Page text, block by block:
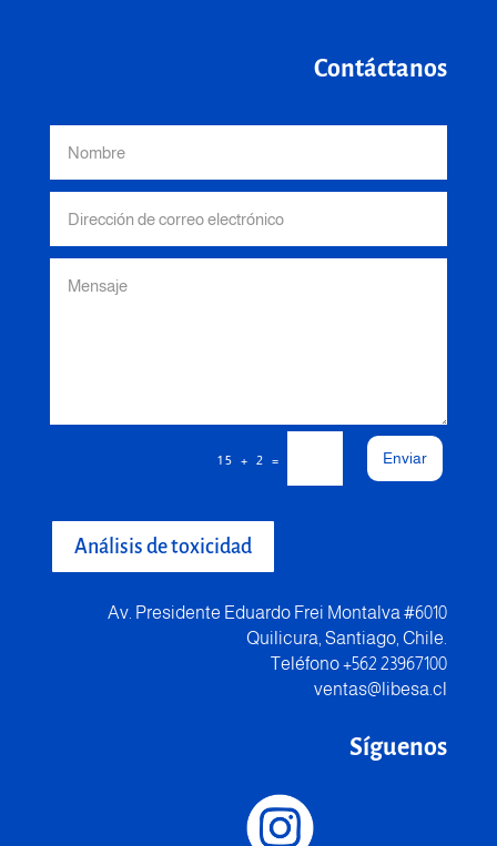
Contáctanos
15 + 2 = Enviar
Análisis de toxicidad
Av. Presidente Eduardo Frei Montalva #6010
Quilicura, Santiago, Chile.
Teléfono +562 23967100
ventas@libesa.cl
Síguenos